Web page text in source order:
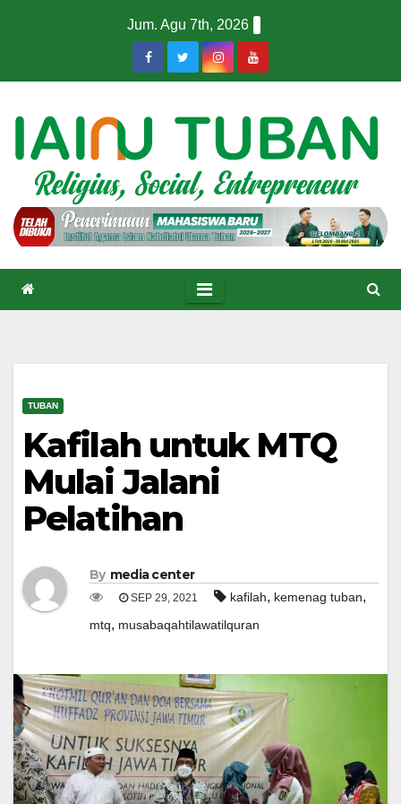
Jum. Agu 7th, 2026
TUBAN
Kafilah untuk MTQ
Mulai Jalani
Pelatihan
By media center
SEP 29, 2021 kafilah, kemenag tuban,
mtq, musabaqahtilawatilquran